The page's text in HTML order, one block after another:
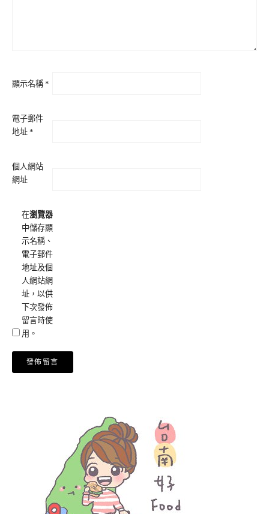
顯示名稱 *
電子郵件
地址 *
個人網站
網址
在瀏覽器
中儲存顯
示名稱、
電子郵件
地址及個
人網站網
址，以供
下次發佈
留言時使
用。